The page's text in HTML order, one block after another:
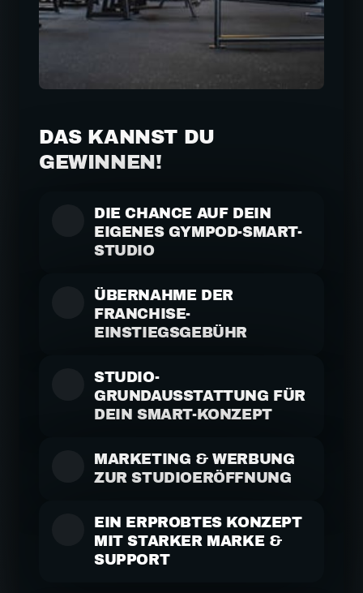
DAS KANNST DU
GEWINNEN!
DIE CHANCE AUF DEIN
EIGENES GYMPOD-SMART-
STUDIO
ÜBERNAHME DER
FRANCHISE-
EINSTIEGSGEBÜHR
STUDIO-
GRUNDAUSSTATTUNG FÜR
DEIN SMART-KONZEPT
MARKETING & WERBUNG
ZUR STUDIOERÖFFNUNG
EIN ERPROBTES KONZEPT
MIT STARKER MARKE &
SUPPORT